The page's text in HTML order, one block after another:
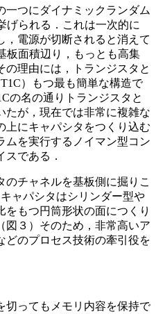
つにダイナミックランダム
げられる．これは一次的に
，電源が切断されると消えて
板面積辺り，もっとも高集
理由には，トランジスタと
）もつ最も簡単な構造で
の名の通りトランジスタと
たが，現在では非常に複雑な
上にキャパシタをつくり込む
ムを実行するノイマン型コン
スである．
チャネルを基板側に掘りこ
ャパシタはシリンダー型や
をもつ円筒形状の面につくり
図３）そのため，非常高いア
どのプロセス技術の牽引役を
ってもメモリ内容を保持で